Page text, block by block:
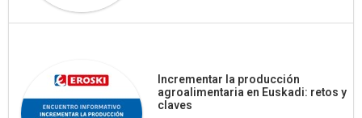
Incrementar la producción
agroalimentaria en Euskadi: retos y
claves